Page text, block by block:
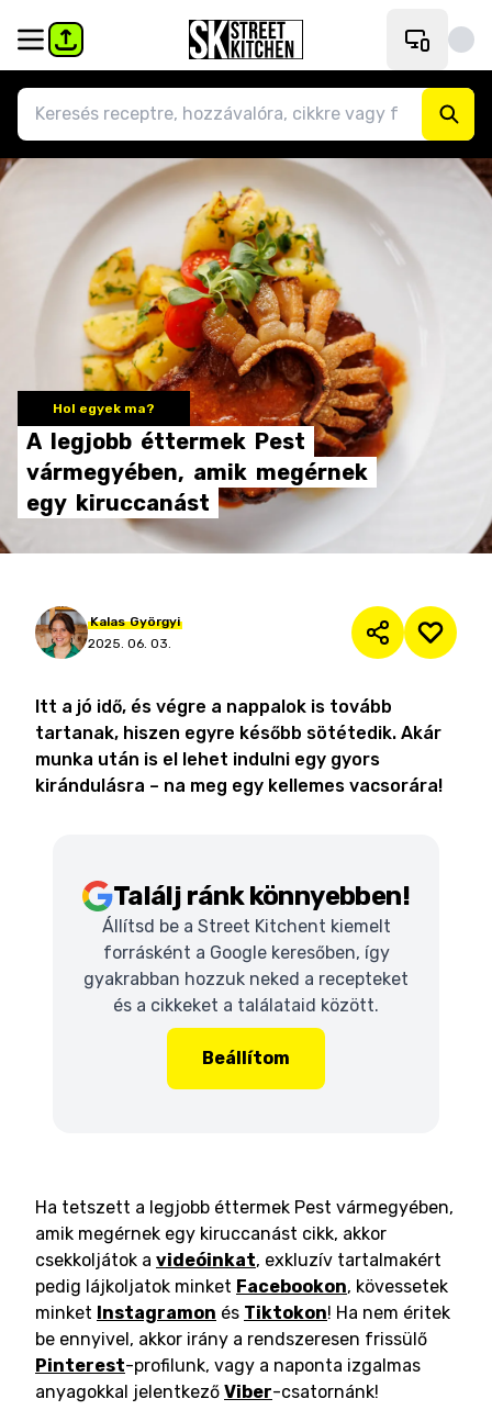
Hol egyek ma?
A legjobb éttermek Pest
vármegyében, amik megérnek
egy kiruccanást
Kalas Györgyi
2025. 06. 03.
Itt a jó idő, és végre a nappalok is tovább
tartanak, hiszen egyre később sötétedik. Akár
munka után is el lehet indulni egy gyors
kirándulásra – na meg egy kellemes vacsorára!
Találj ránk könnyebben!
Állítsd be a Street Kitchent kiemelt
forrásként a Google keresőben, így
gyakrabban hozzuk neked a recepteket
és a cikkeket a találataid között.
Beállítom
Ha tetszett a legjobb éttermek Pest vármegyében,
amik megérnek egy kiruccanást cikk, akkor
csekkoljátok a videóinkat, exkluzív tartalmakért
pedig lájkoljatok minket Facebookon, kövessetek
minket Instagramon és Tiktokon! Ha nem éritek
be ennyivel, akkor irány a rendszeresen frissülő
Pinterest-profilunk, vagy a naponta izgalmas
anyagokkal jelentkező Viber-csatornánk!